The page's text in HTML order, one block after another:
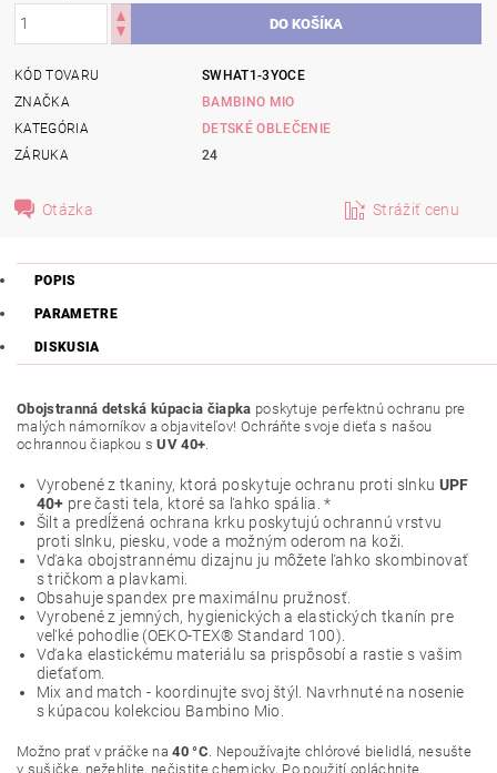
KÓD TOVARU
SWHAT1-3YOCE
ZNAČKA
BAMBINO MIO
KATEGÓRIA
DETSKÉ OBLEČENIE
ZÁRUKA
24
Otázka Strážiť cenu
POPIS
PARAMETRE
DISKUSIA
Obojstranná detská kúpacia čiapka poskytuje perfektnú ochranu pre
malých námorníkov a objaviteľov! Ochráňte svoje dieťa s našou
ochrannou čiapkou sUV 40+.
Vyrobené z tkaniny, ktorá poskytuje ochranu proti slnku UPF
40+ pre časti tela, ktoré sa ľahko spália. *
Šilt a predĺžená ochrana krku poskytujú ochrannú vrstvu
proti slnku, piesku, vode a možným oderom na koži.
Vďaka obojstrannému dizajnu ju môžete ľahko skombinovať
s tričkom a plavkami.
Obsahuje spandex pre maximálnu pružnosť.
Vyrobené z jemných, hygienických a elastických tkanín pre
veľké pohodlie (OEKO-TEX® Standard 100).
Vďaka elastickému materiálu sa prispôsobí a rastie s vašim
dieťaťom.
Mix and match - koordinujte svoj štýl. Navrhnuté na nosenie
s kúpacou kolekciou Bambino Mio.
Možno prať v práčke na40 °C. Nepoužívajte chlórové bielidlá, nesušte
v sušičke, nežehlite, nečistite chemicky. Po použití opláchnite.